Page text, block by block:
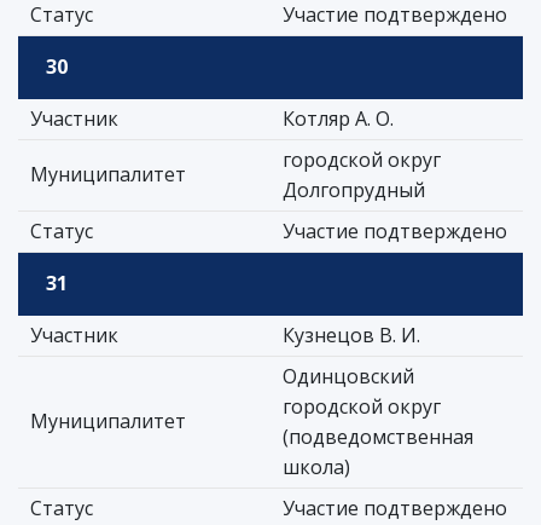
Статус
Участие подтверждено
30
Участник
Котляр А. О.
Муниципалитет
городской округ
Долгопрудный
Статус
Участие подтверждено
31
Участник
Кузнецов В. И.
Муниципалитет
Одинцовский
городской округ
(подведомственная
школа)
Статус
Участие подтверждено